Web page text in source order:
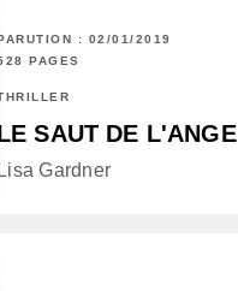
: 02/01/2019
PAGES
SAUT DE L'ANGE
Lisa Gardner